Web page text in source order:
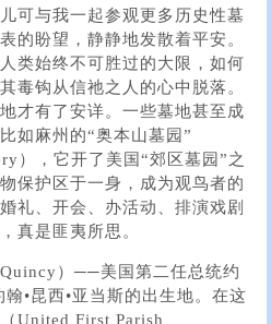
可与我一起参观更多历史性墓
的盼望，静静地发散着平安。
类始终不可胜过的大限，如何
毒钩从信祂之人的心中脱落。
才有了安详。一些墓地甚至成
如麻州的“奥本山墓园”
），它开了美国“郊区墓园”之
保护区于一身，成为观鸟者的
礼、开会、办活动、排演戏剧
真是匪夷所思。
）──美国第二任总统约
•昆西•亚当斯的出生地。在这
United First Parish